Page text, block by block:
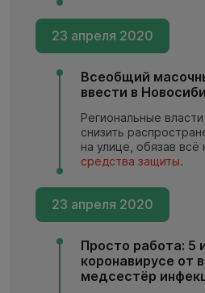
23 апреля 2020
Всеобщий
ввести в
Региональные
снизить
на улице, обязав всё
средства защиты.
23 апреля 2020
Просто работа: 5
коронавирусе от
медсестёр